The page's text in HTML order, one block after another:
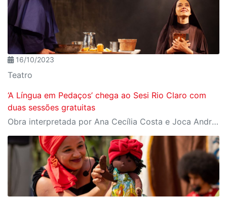
16/10/2023
Teatro
‘A Língua em Pedaços’ chega ao Sesi Rio Claro com
duas sessões gratuitas
Obra interpretada por Ana Cecília Costa e Joca Andreazza narra a vida e o pensamento de Teresa d´Ávila